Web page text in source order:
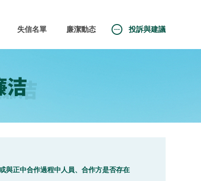
投訴與建議
失信名單 廉潔動态
與正中合作過程中人員、合作方是否存在